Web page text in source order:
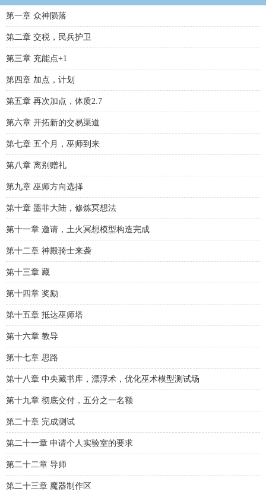
第一章 众神陨落
第二章 交税，民兵护卫
第三章 充能点+1
第四章 加点，计划
第五章 再次加点，体质2.7
第六章 开拓新的交易渠道
第七章 五个月，巫师到来
第八章 离别赠礼
第九章 巫师方向选择
第十章 墨菲大陆，修炼冥想法
第十一章 邀请，土火冥想模型构造完成
第十二章 神殿骑士来袭
第十三章 藏
第十四章 奖励
第十五章 抵达巫师塔
第十六章 教导
第十七章 思路
第十八章 中央藏书库，漂浮术，优化巫术模型测试场
第十九章 彻底交付，五分之一名额
第二十章 完成测试
第二十一章 申请个人实验室的要求
第二十二章 导师
第二十三章 魔器制作区